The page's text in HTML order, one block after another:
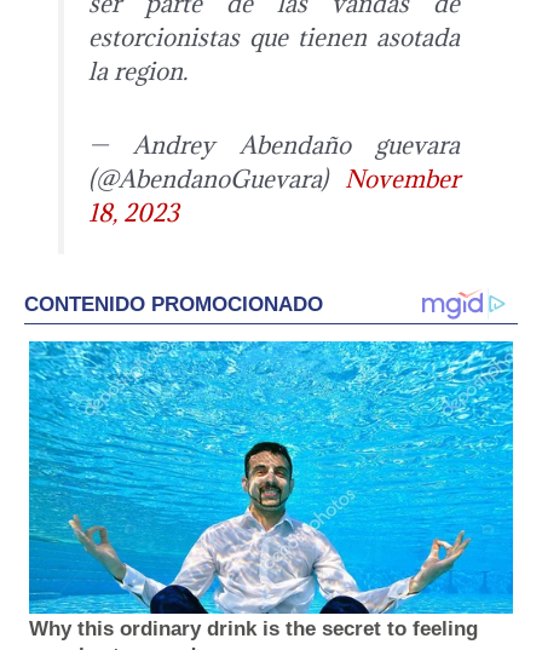
estorcionistas que tienen asotada
la region.
— Andrey Abendaño guevara
(@AbendanoGuevara) November
18, 2023